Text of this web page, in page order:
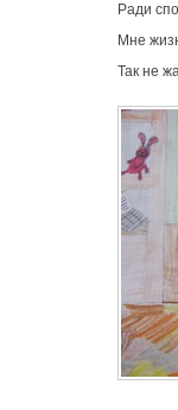
Ради
Мне
Так не